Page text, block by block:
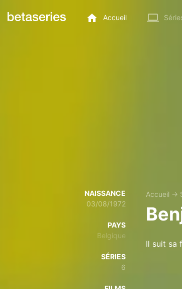
Accueil
NAISSANCE
03/08/1972
PAYS
Belgique
SÉRIES
6
Accueil →
Il suit sa